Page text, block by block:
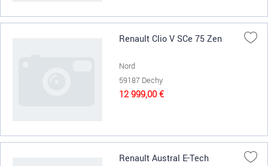
Renault Clio V SCe 75 Zen
Nord
59187 Dechy
12 999,00 €
Renault Austral E-Tech